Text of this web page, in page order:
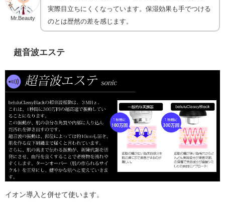
Mr.Beauty
実際目立ちにくくなっています。保湿効果も手でつける
のとは歴然の差を感じます。
超音波エステ
イオン導入と併せて使います。